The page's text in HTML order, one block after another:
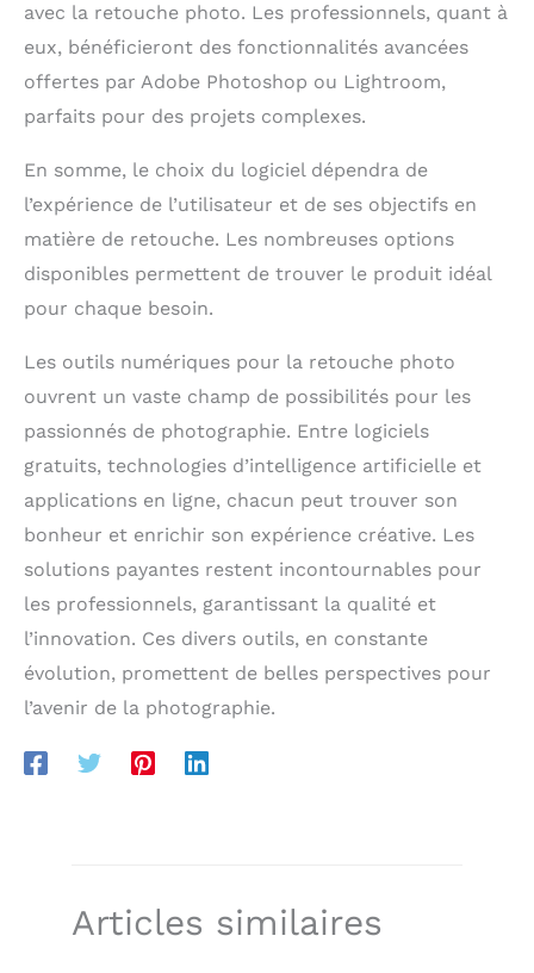
avec la retouche photo. Les professionnels, quant à
eux, bénéficieront des fonctionnalités avancées
offertes par Adobe Photoshop ou Lightroom,
parfaits pour des projets complexes.
En somme, le choix du logiciel dépendra de
l’expérience de l’utilisateur et de ses objectifs en
matière de retouche. Les nombreuses options
disponibles permettent de trouver le produit idéal
pour chaque besoin.
Les outils numériques pour la retouche photo
ouvrent un vaste champ de possibilités pour les
passionnés de photographie. Entre logiciels
gratuits, technologies d’intelligence artificielle et
applications en ligne, chacun peut trouver son
bonheur et enrichir son expérience créative. Les
solutions payantes restent incontournables pour
les professionnels, garantissant la qualité et
l’innovation. Ces divers outils, en constante
évolution, promettent de belles perspectives pour
l’avenir de la photographie.
Articles similaires